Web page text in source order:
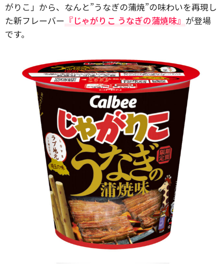
がりこ」から、なんと”うなぎの蒲焼”の味わいを再現し
た新フレーバー 『じゃがりこ うなぎの蒲焼味』 が登場
です。